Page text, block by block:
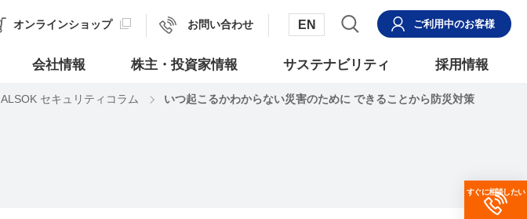
オンラインショップ お問い合わせ EN ご利用中のお客様
会社情報 株主・投資家情報 サステナビリティ 採用情報
ALSOK セキュリティコラム いつ起こるかわからない災害のために できることから防災対策
すぐに相談したい